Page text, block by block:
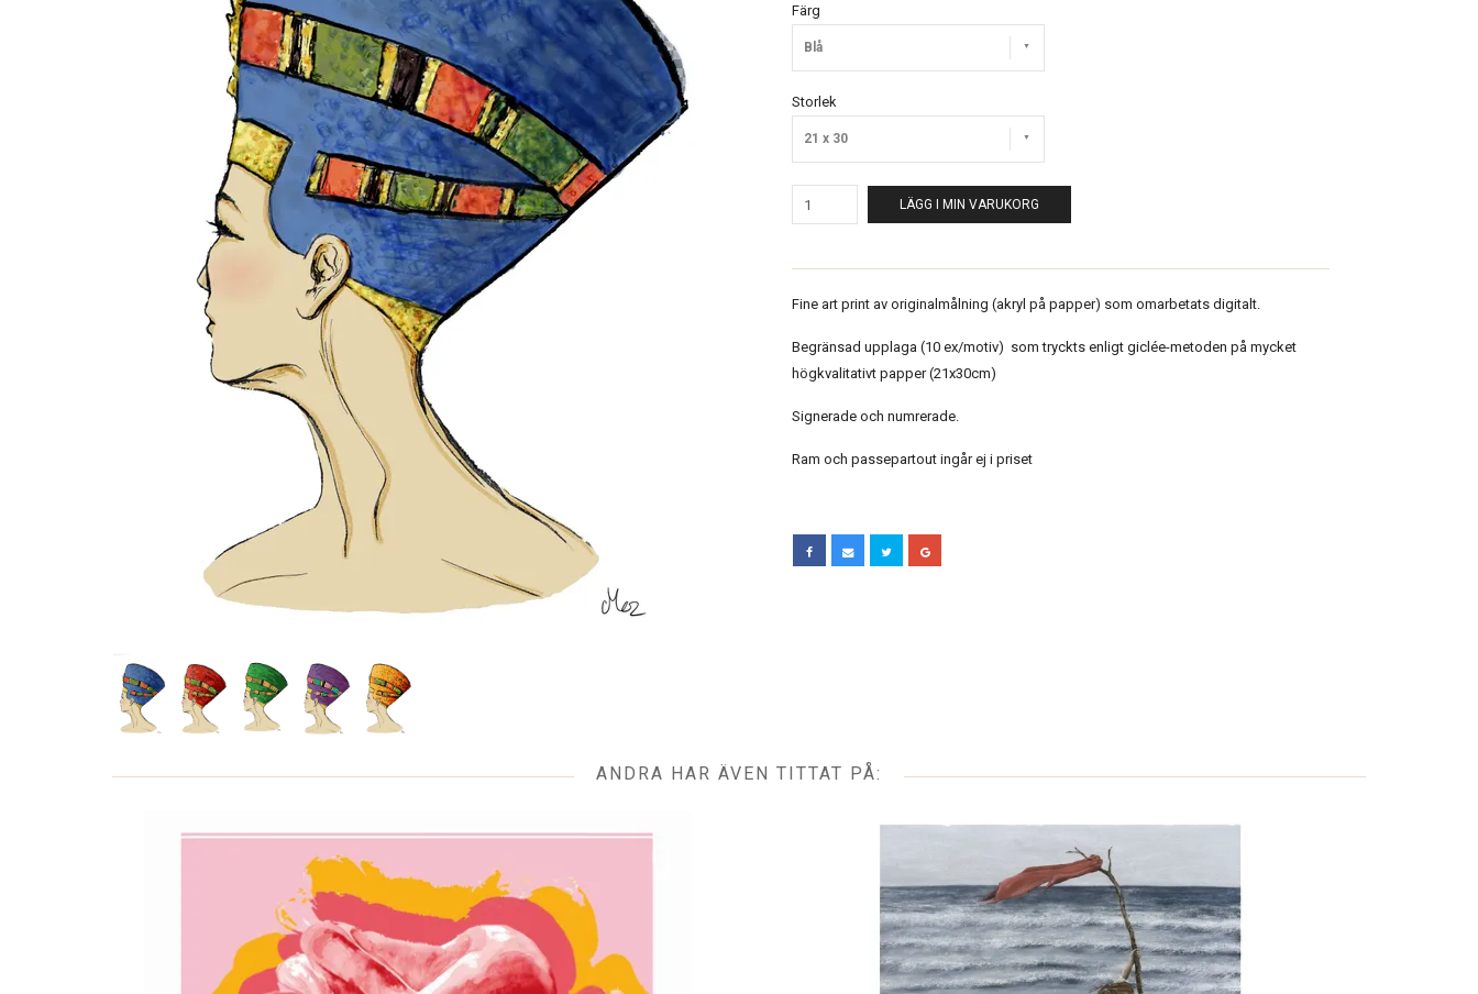
Färg
Blå
Storlek
21 x 30
LÄGG I MIN VARUKORG
Fine art print av originalmålning (akryl på papper) som omarbetats digitalt.
Begränsad upplaga (10 ex/motiv) som tryckts enligt giclée-metoden på mycket
högkvalitativt papper (21x30cm)
Signerade och numrerade.
Ram och passepartout ingår ej i priset
ANDRA HAR ÄVEN TITTAT PÅ: